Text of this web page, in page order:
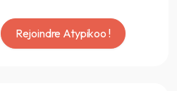
Rejoindre Atypikoo !